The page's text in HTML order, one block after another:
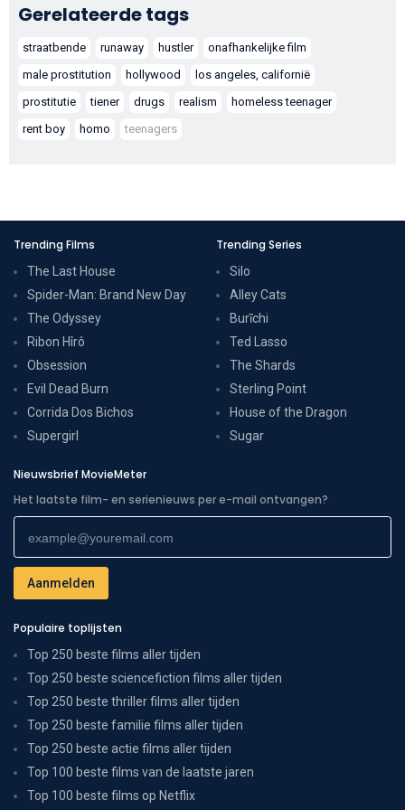
Gerelateerde tags
straatbende runaway hustler
onafhankelijke film
male prostitution
hollywood
los angeles, californië
prostitutie
tiener drugs realism
homeless teenager
rent boy
homo teenagers
Trending Films
The Last House
Spider-Man: Brand New Day
The Odyssey
Ribon Hîrô
Obsession
Evil Dead Burn
Corrida Dos Bichos
Supergirl
Trending Series
Silo
Alley Cats
Burīchi
Ted Lasso
The Shards
Sterling Point
House of the Dragon
Sugar
Nieuwsbrief MovieMeter
Het laatste film- en serienieuws per e-mail ontvangen?
Populaire toplijsten
Top 250 beste films aller tijden
Top 250 beste sciencefiction films aller tijden
Top 250 beste thriller films aller tijden
Top 250 beste familie films aller tijden
Top 250 beste actie films aller tijden
Top 100 beste films van de laatste jaren
Top 100 beste films op Netflix